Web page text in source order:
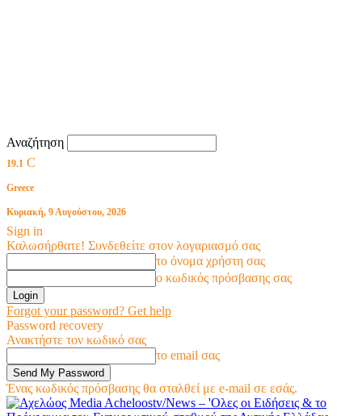
Αναζήτηση
19.1 C
Greece
Κυριακή, 9 Αυγούστου, 2026
Sign in
Καλωσήρθατε! Συνδεθείτε στον λογαριασμό σας
το όνομα χρήστη σας
ο κωδικός πρόσβασης σας
Forgot your password? Get help
Password recovery
Ανακτήστε τον κωδικό σας
το email σας
Ένας κωδικός πρόσβασης θα σταλθεί με e-mail σε εσάς.
Acheloostv/News – 'Ολες οι Ειδήσεις & το